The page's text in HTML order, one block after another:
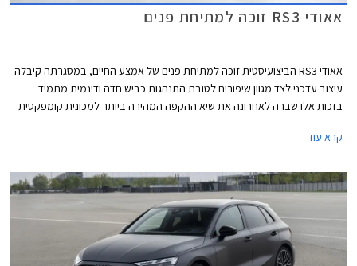
אאודי RS3 זוכה למתיחת פנים
אאודי RS3 הביצועיסטית זוכה למתיחת פנים של אמצע החיים, במסגרתה קיבלה
עיצוב עדכני לצד מגוון שיפורים לטובת התנהגות כביש חדה ודינמית מתמיד.
בזכות אלו שברה לאחרונה את שיא ההקפה המהירה ביותר למכונית קומפקטית
קרא עוד